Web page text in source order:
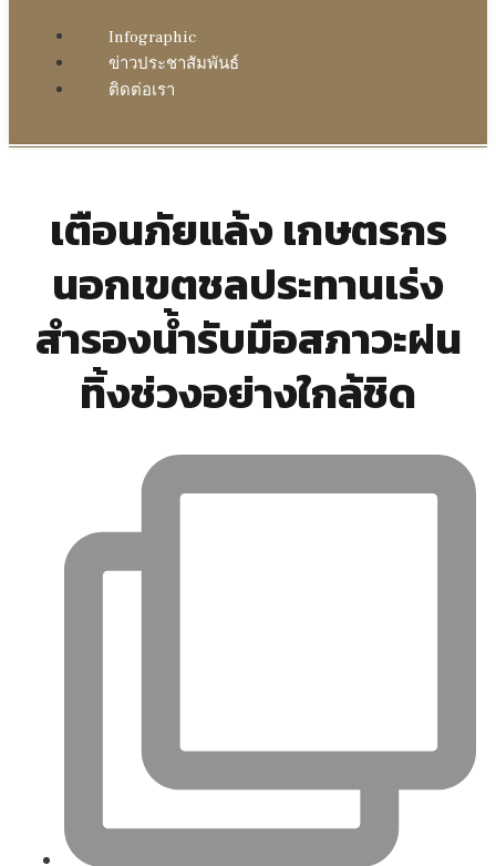
Infographic
ข่าวประชาสัมพันธ์
ติดต่อเรา
เตือนภัยแล้ง เกษตรกร
นอกเขตชลประทานเร่ง
สำรองน้ำรับมือสภาวะฝน
ทิ้งช่วงอย่างใกล้ชิด